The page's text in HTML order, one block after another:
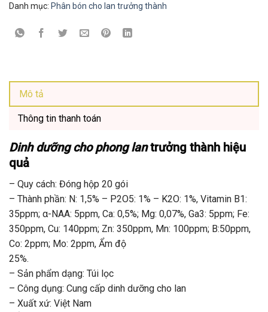
Danh mục: Phân bón cho lan trưởng thành
Mô tả
Thông tin thanh toán
Dinh dưỡng cho phong lantrưởng thành hiệu
quả
– Quy cách: Đóng hộp 20 gói
– Thành phần: N: 1,5% – P2O5: 1% – K2O: 1%, Vitamin B1:
35ppm; α-NAA: 5ppm, Ca: 0,5%; Mg: 0,07%, Ga3: 5ppm; Fe:
350ppm, Cu: 140ppm; Zn: 350ppm, Mn: 100ppm; B:50ppm,
Co: 2ppm; Mo: 2ppm, Ẩm độ
25%.
– Sản phẩm dạng: Túi lọc
– Công dụng: Cung cấp dinh dưỡng cho lan
– Xuất xứ: Việt Nam